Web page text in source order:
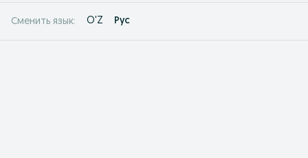
Сменить язык: O'Z Рус